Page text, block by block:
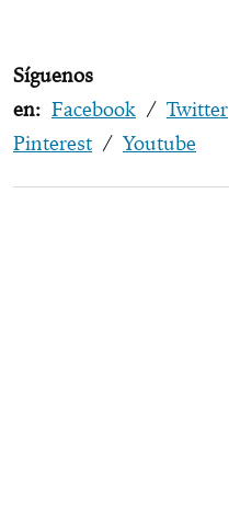
Síguenos
en: Facebook / Twitter
Pinterest / Youtube